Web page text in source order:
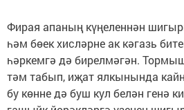
Фирая апаның күңеленнән
һәм бөек хисләрне ак кәгазь
һәркемгә дә бирелмәгән.
тәм табып, иҗат ялкынында
бу көнне дә буш кул белән генә